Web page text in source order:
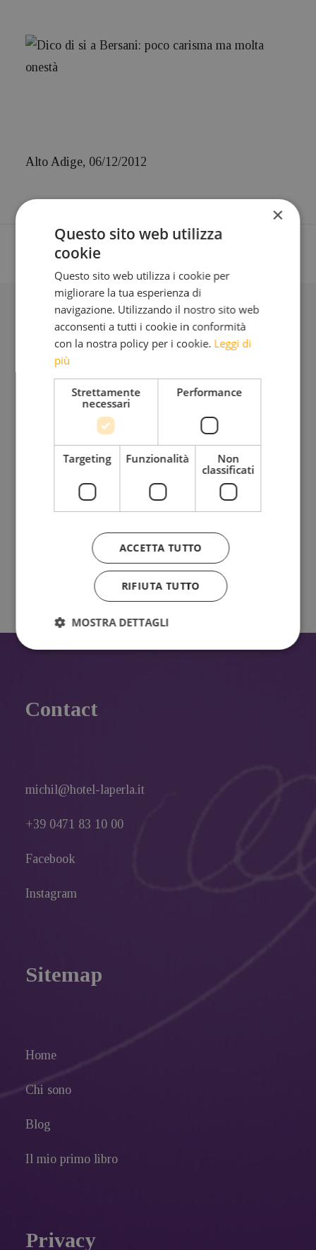
Alto Adige, 06/12/2012
BLOG
Iscriviti alla mia Newsletter
Bimensile
Riflessioni, provocazioni, bellezza da condividere insieme
Ho letto e accetto l'Informativa sul trattamento dei
dati personali.
Contact
michil@hotel-laperla.it
+39 0471 83 10 00
Facebook
Instagram
Sitemap
Home
Chi sono
Blog
Il mio primo libro
Privacy
×
Questo sito web utilizza
cookie
Questo sito web utilizza i cookie per
migliorare la tua esperienza di
navigazione. Utilizzando il nostro sito web
acconsenti a tutti i cookie in conformità
con la nostra policy per i cookie. Leggi di
più
Strettamente
necessari
Performance
Targeting Funzionalità
Non
classificati
ACCETTA TUTTO
RIFIUTA TUTTO
MOSTRA DETTAGLI